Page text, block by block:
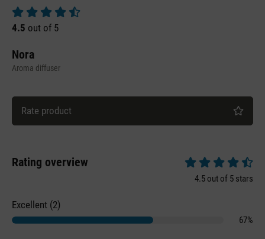
Average rating of 4.5 out of 5 stars
4.5 out of 5
Nora
Aroma diffuser
Rate product
Rating overview
Average rating of
4.5 out of 5 stars
Excellent (2)
67%